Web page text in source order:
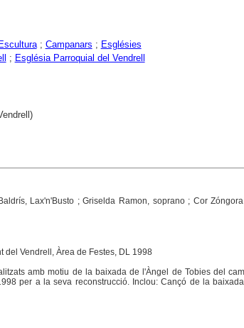
Escultura; Campanars ; Esglésies
; Església Parroquial del Vendrell
Lax'n'Busto ; Griselda Ramon, soprano ; Cor
del Vendrell, Àrea de Festes, DL 1998
amb motiu de la baixada de l'Àngel de Tobies del
per a la seva reconstrucció. Inclou: Cançó de la